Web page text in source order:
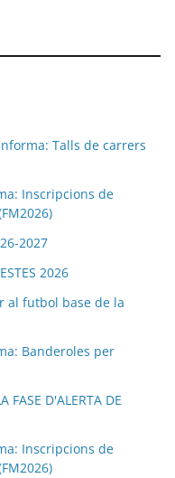
Talls de carrers
Inscripcions de
2027
2026
al futbol base de la
Banderoles per
FASE D'ALERTA DE
Inscripcions de